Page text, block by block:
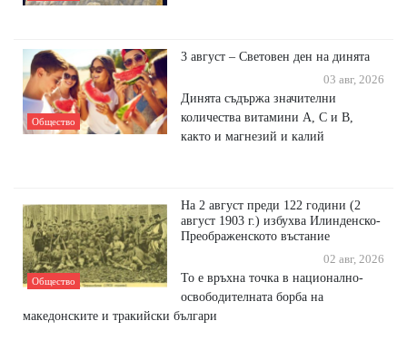
Общество
3 август – Световен ден на динята
03 авг, 2026
Динята съдържа значителни
количества витамини A, C и B,
както и магнезий и калий
Общество
На 2 август преди 122 години (2
август 1903 г.) избухва Илинденско-
Преображенското въстание
02 авг, 2026
То е връхна точка в национално-
освободителната борба на
македонските и тракийски българи